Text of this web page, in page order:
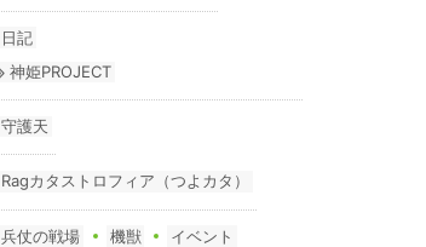
日記
神姫PROJECT
守護天
Ragカタストロフィア（つよカタ）
兵仗の戦場 機獣 イベント